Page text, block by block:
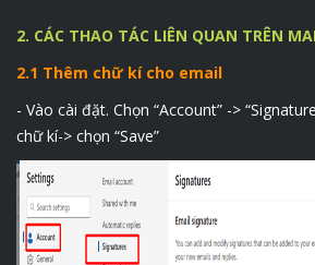
2. CÁC THAO TÁC LIÊN QUAN TRÊN
2.1 Thêm chữ kí cho email
- Vào cài đặt. Chọn “Account” ->
chữ kí-> chọn “Save”